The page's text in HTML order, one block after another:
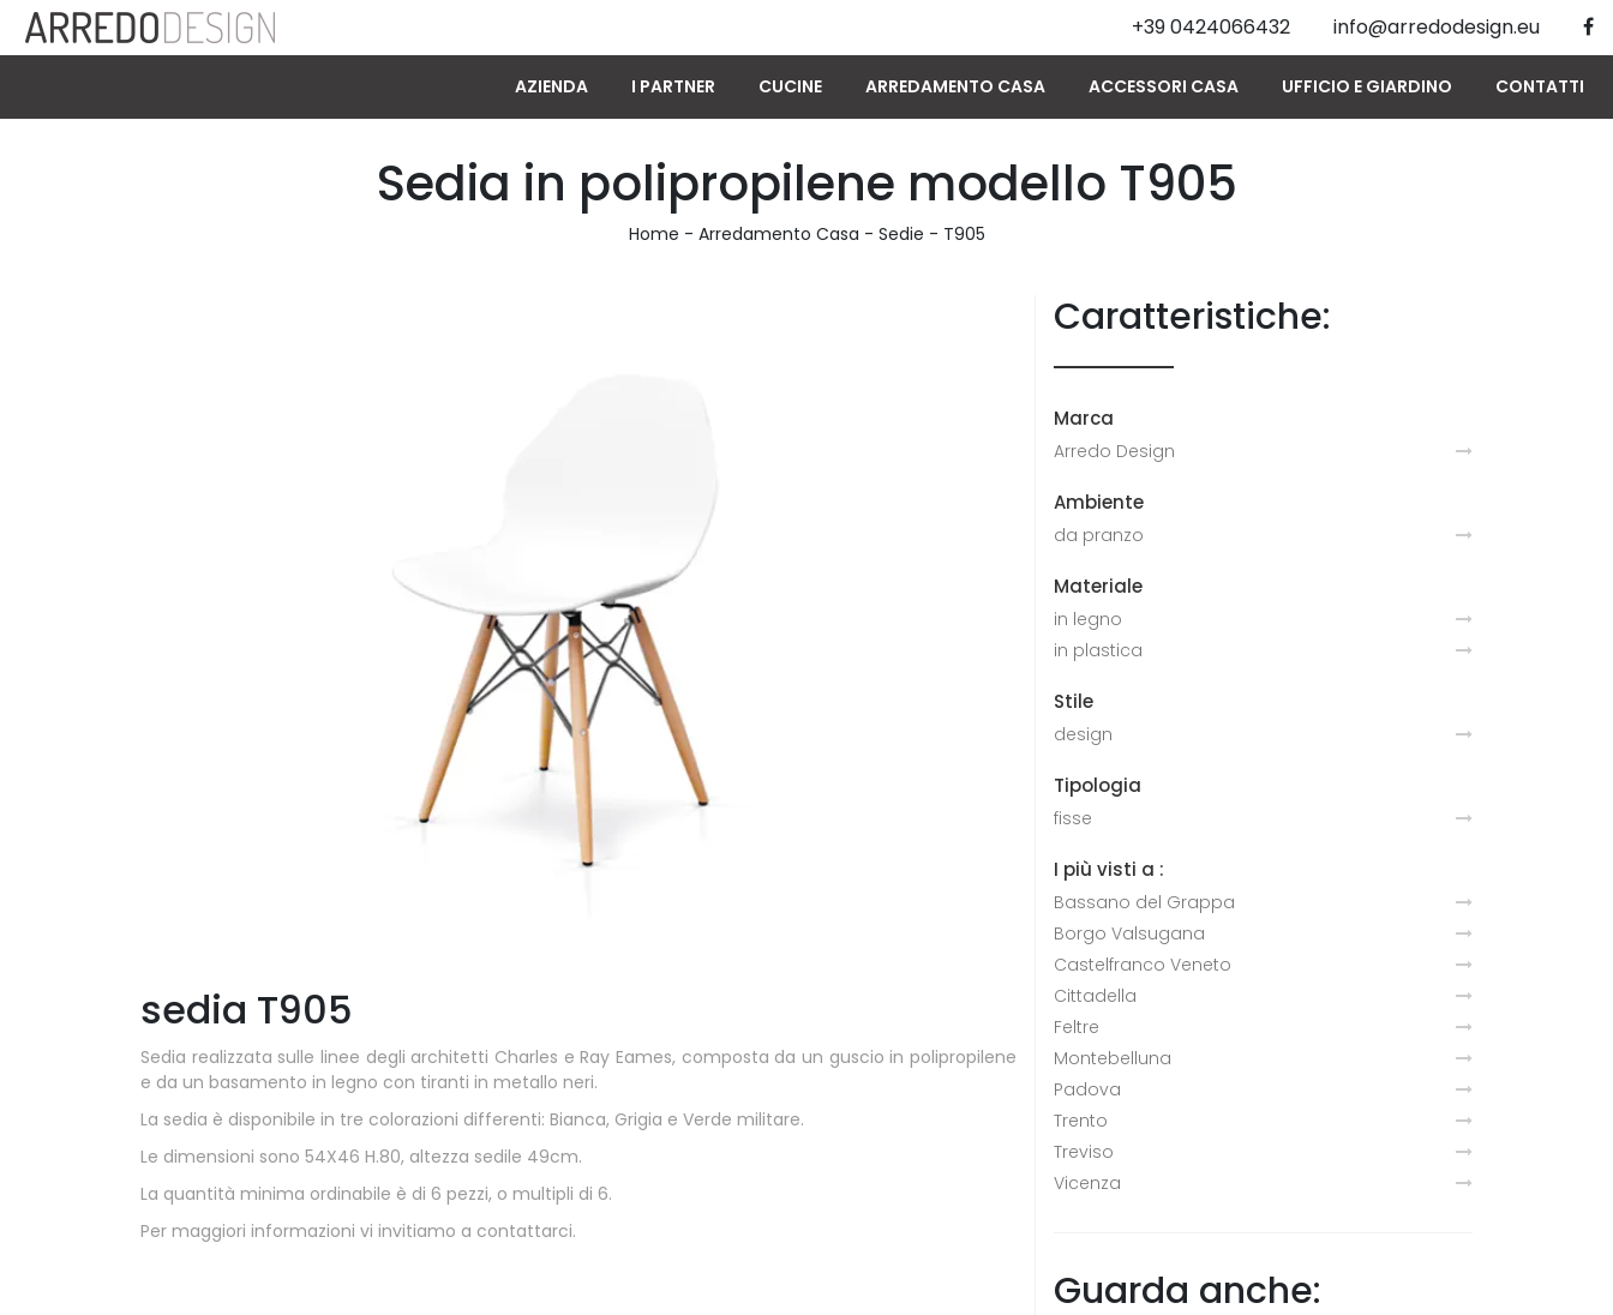
+39 0424066432 info@arredodesign.eu
AZIENDA I PARTNER CUCINE ARREDAMENTO CASA ACCESSORI CASA UFFICIO E GIARDINO CONTATTI
Sedia in polipropilene modello T905
Home - Arredamento Casa - Sedie - T905
sedia T905
Sedia realizzata sulle linee degli architetti Charles e Ray Eames, composta da un guscio in polipropilene
e da un basamento in legno con tiranti in metallo neri.
La sedia è disponibile in tre colorazioni differenti: Bianca, Grigia e Verde militare.
Le dimensioni sono 54X46 H.80, altezza sedile 49cm.
La quantità minima ordinabile è di 6 pezzi, o multipli di 6.
Per maggiori informazioni vi invitiamo a contattarci.
Caratteristiche:
Marca
Arredo Design
Ambiente
da pranzo
Materiale
in legno
in plastica
Stile
design
Tipologia
fisse
I più visti a :
Bassano del Grappa
Borgo Valsugana
Castelfranco Veneto
Cittadella
Feltre
Montebelluna
Padova
Trento
Treviso
Vicenza
Guarda anche: